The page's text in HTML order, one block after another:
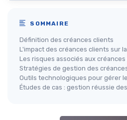
SOMMAIRE
Définition des créances clients
L'impact des créances clients sur
Les risques associés aux
Stratégies de gestion des
Outils technologiques pour gérer
Études de cas : gestion réussie